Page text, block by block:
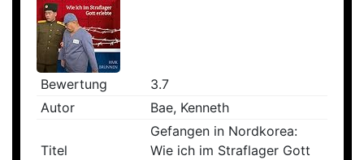
Bewertung
3.7
Autor
Bae, Kenneth
Titel
Gefangen in Nordkorea:
Wie ich im Straflager Gott